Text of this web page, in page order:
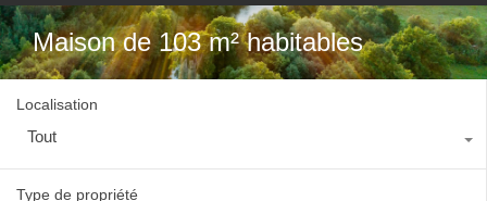
Maison de 103 m² habitables
Localisation
Tout
Type de propriété